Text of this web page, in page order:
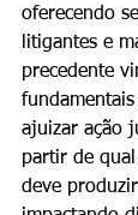
oferecendo
litigantes e
precedente
ajuizar ação
partir de
deve